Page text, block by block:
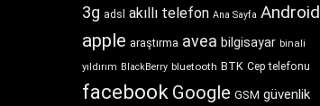
3g adsl akıllı telefon Ana Sayfa Android
apple araştırma avea bilgisayar binali
yıldırım BlackBerry bluetooth BTK Cep telefonu
facebook Google GSM güvenlik